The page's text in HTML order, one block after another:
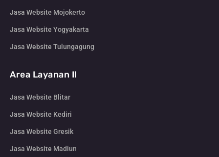
Jasa Website Mojokerto
Jasa Website Yogyakarta
Jasa Website Tulungagung
Area Layanan II
Jasa Website Blitar
Jasa Website Kediri
Jasa Website Gresik
Jasa Website Madiun